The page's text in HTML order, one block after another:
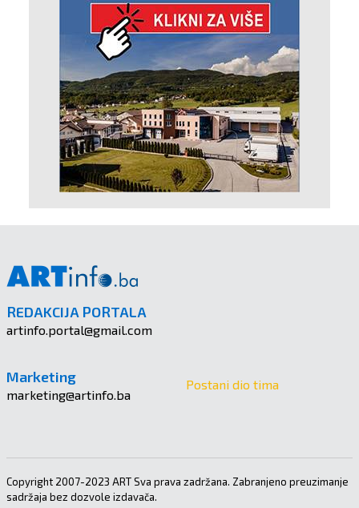
REDAKCIJA PORTALA
artinfo.portal@gmail.com
Marketing
marketing@artinfo.ba
Postani dio tima
Copyright 2007-2023 ART Sva prava zadržana. Zabranjeno preuzimanje
sadržaja bez dozvole izdavača.